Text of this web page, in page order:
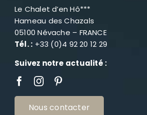
Le Chalet d’en Hô***
Hameau des Chazals
05100 Névache – FRANCE
Tél. : +33 (0)4 92 20 12 29
Suivez notre actualité :
Nous contacter